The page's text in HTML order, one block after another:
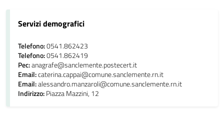
Servizi demografici
Telefono:0541.862423
Telefono:0541.862419
Pec:anagrafe@sanclemente.postecert.it
Email:caterina.cappai@comune.sanclemente.rn.it
Email:alessandro.manzaroli@comune.sanclemente.rn.it
Indirizzo:Piazza Mazzini, 12